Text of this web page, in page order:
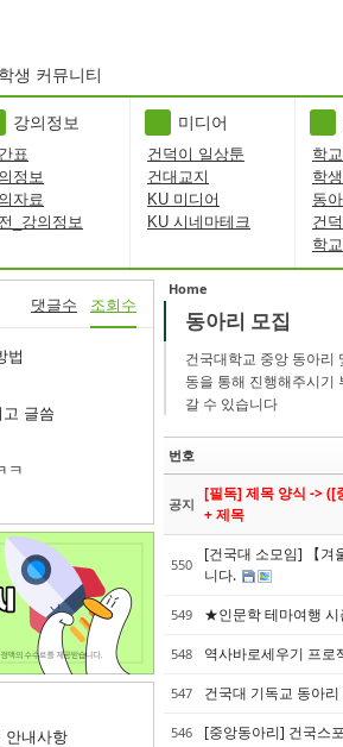
생 커뮤니티
강의정보
표
정보
자료
_강의정보
미디어
건덕이 일상툰
건대교지
KU 미디어
KU 시네마테크
학
학
동
건
학
댓글수 조회수
법
글씀
ㅋ
안내사항
Home
동아리 모집
건국대학교 중앙 동아리
동을 통해 진행해주시기
갈 수 있습니다
번호
공지
[필독] 제목 양식 ->
+ 제목
550
[건국대 소모임] 【겨
니다.
549 ★인문학 테마여행
548 역사바로세우기 프로
547 건국대 기독교 동아
546 [중앙동아리] 건국스